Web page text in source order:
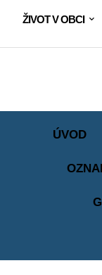
ŽIVOT V OBCI
ÚVOD